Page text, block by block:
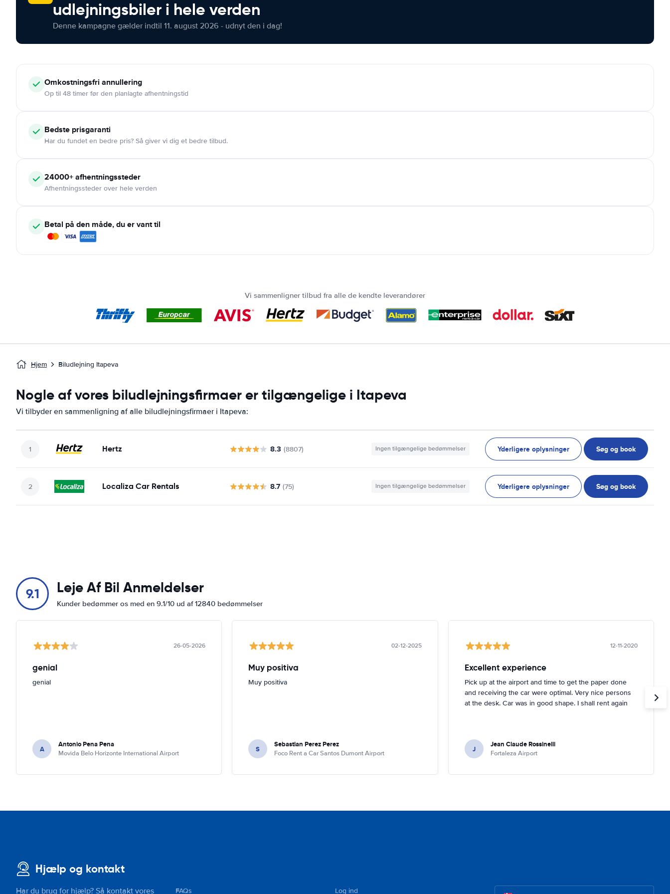
udlejningsbiler i hele verden
Denne kampagne gælder indtil 11. august 2026 - udnyt den i dag!
Omkostningsfri annullering
Op til 48 timer før den planlagte afhentningstid
Bedste prisgaranti
Har du fundet en bedre pris? Så giver vi dig et bedre tilbud.
24000+afhentningssteder
Afhentningssteder over hele verden
Betal på den måde, du er vant til
Vi sammenligner tilbud fra alle de kendte leverandører
Hjem Biludlejning Itapeva
Nogle af vores biludlejningsfirmaer er tilgængelige i Itapeva
Vi tilbyder en sammenligning af alle biludlejningsfirmaer i Itapeva:
Hertz 8.3 (8807) Ingen tilgængelige bedømmelser Yderligere oplysninger Søg og book
Localiza Car Rentals 8.7 (75) Ingen tilgængelige bedømmelser Yderligere oplysninger Søg og book
9.1 Leje Af Bil Anmeldelser
Kunder bedømmer os med en 9.1/10 ud af 12840 bedømmelser
26-05-2026
genial
genial
A Antonio Pena Pena
Movida Belo Horizonte International Airport
02-12-2025
Muy positiva
Muy positiva
S Sebastian Perez Perez
Foco Rent a Car Santos Dumont Airport
12-11-2020
Excellent experience
Pick up at the airport and time to get the paper done
and receiving the car were optimal. Very nice persons
at the desk. Car was in good shape. I shall rent again
J Jean Claude Rossinelli
Fortaleza Airport
Hjælp og kontakt
Har du brug for hjælp? Så kontakt vores FAQs Log ind